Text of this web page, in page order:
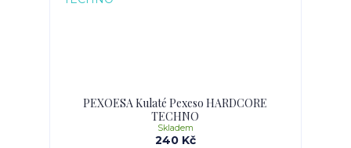
PEXOESA Kulaté Pexeso HARDCORE
TECHNO
240 Kč
Skladem